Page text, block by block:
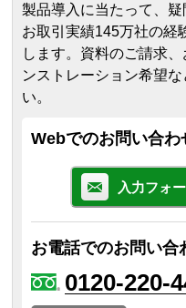
製品導入に当たって、
お取引実績145万社の経
します。 資料のご請求
ンストレーション希望
い。
Webでのお問い合わ
入力フォ
お電話でのお問い合
0120-220-